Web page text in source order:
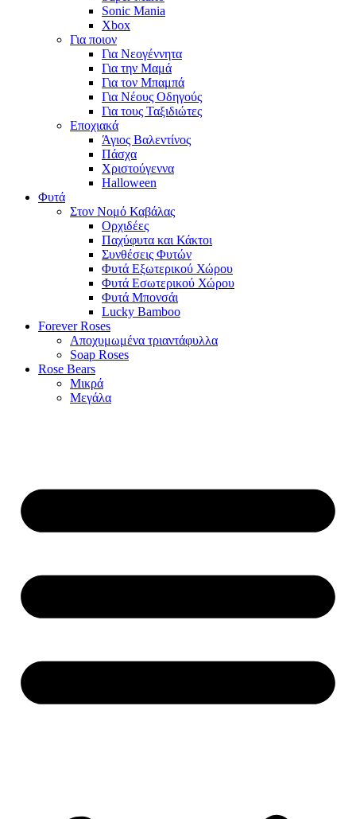
Sonic Mania
Xbox
Για ποιον
Για Νεογέννητα
Για την Μαμά
Για τον Μπαμπά
Για Νέους Οδηγούς
Για τους Ταξιδιώτες
Εποχιακά
Άγιος Βαλεντίνος
Πάσχα
Χριστούγεννα
Halloween
Φυτά
Στον Νομό Καβάλας
Ορχιδέες
Παχύφυτα και Κάκτοι
Συνθέσεις Φυτών
Φυτά Εξωτερικού Χώρου
Φυτά Εσωτερικού Χώρου
Φυτά Μπονσάι
Lucky Bamboo
Forever Roses
Αποχυμωμένα τριαντάφυλλα
Soap Roses
Rose Βears
Μικρά
Μεγάλα